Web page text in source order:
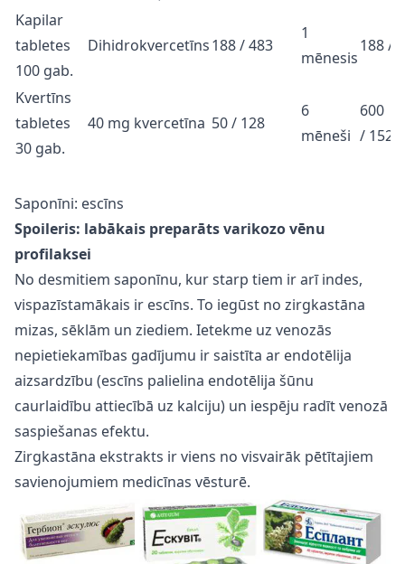
Kapilar
tabletes
100 gab.
Dihidrokvercetīns188 / 483
1
mēnesis
188 /
Kvertīns
tabletes
30 gab.
40 mg kvercetīna 50 / 128
6
mēneši
600
/ 1520
Saponīni: escīns
Spoileris: labākais preparāts varikozo vēnu
profilaksei
No desmitiem saponīnu, kur starp tiem ir arī indes,
vispazīstamākais ir escīns. To iegūst no zirgkastāna
mizas, sēklām un ziediem. Ietekme uz venozās
nepietiekamības gadījumu ir saistīta ar endotēlija
aizsardzību (escīns palielina endotēlija šūnu
caurlaidību attiecībā uz kalciju) un iespēju radīt venozā
saspiešanas efektu.
Zirgkastāna ekstrakts ir viens no visvairāk pētītajiem
savienojumiem medicīnas vēsturē.